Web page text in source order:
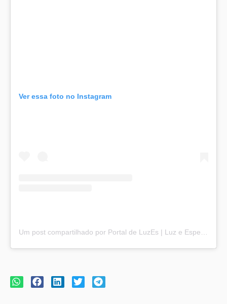
Ver essa foto no Instagram
Um post compartilhado por Portal de LuzEs | Luz e Esperança (@portaldeluzes)